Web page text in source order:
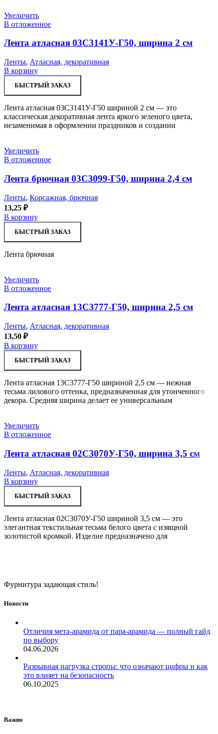
Увеличить
В отложенное
Лента атласная 03С3141У-Г50, ширина 2 см
Ленты, Атласная, декоративная
В корзину
БЫСТРЫЙ ЗАКАЗ
Лента атласная 03С3141У-Г50 шириной 2 см — это
классическая декоративная лента яркого зеленого цвета,
незаменимая в оформлении праздников и создании
Увеличить
В отложенное
Лента брючная 03С3099-Г50, ширина 2,4 см
Ленты, Корсажная, брючная
13,25 ₽
В корзину
БЫСТРЫЙ ЗАКАЗ
Лента брючная
Увеличить
В отложенное
Лента атласная 13С3777-Г50, ширина 2,5 см
Ленты, Атласная, декоративная
13,50 ₽
В корзину
БЫСТРЫЙ ЗАКАЗ
Лента атласная 13С3777-Г50 шириной 2,5 см — нежная
тесьма лилового оттенка, предназначенная для утонченного
декора. Средняя ширина делает ее универсальным
Увеличить
В отложенное
Лента атласная 02С3070У-Г50, ширина 3,5 см
Ленты, Атласная, декоративная
В корзину
БЫСТРЫЙ ЗАКАЗ
Лента атласная 02С3070У-Г50 шириной 3,5 см — это
элегантная текстильная тесьма белого цвета с изящной
золотистой кромкой. Изделие предназначено для
Фурнитура задающая стиль!
Новости
Отличия мета-арамида от пара-арамида — полный гайд
по выбору
04.06.2026
Разрывная нагрузка стропы: что означают цифры и как
это влияет на безопасность
06.10.2025
Важно